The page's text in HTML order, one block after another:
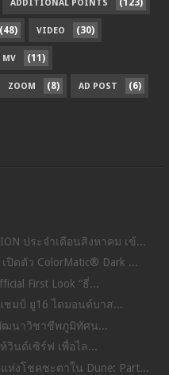
ADDITIONAL POINTS
(48) VIDEO (30)
MV (11)
ZOOM (8) AD POST (6)
ประจำเดือนสิงหาคม เข้...
เปิดตัว ColorMatic® Dark ...
First Look “ธี่...
มป์ ยู16 ไดมอนด์บาส...
พัฒนาวิชาชีพภูมิทัศน...
นด์เซิร์ฟ เพื่อไล...
ห่งโชคชะตาใน Dune: Part...